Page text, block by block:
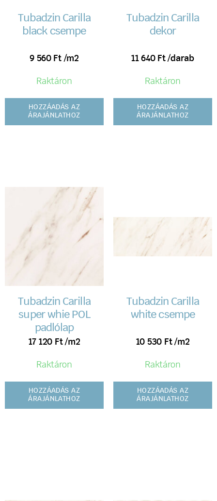
Tubadzin Carilla
black csempe
9 560 Ft /m2
Raktáron
HOZZÁADÁS AZ
ÁRAJÁNLATHOZ
Tubadzin Carilla
dekor
11 640 Ft /darab
Raktáron
HOZZÁADÁS AZ
ÁRAJÁNLATHOZ
Tubadzin Carilla
super whie POL
padlólap
17 120 Ft /m2
Raktáron
HOZZÁADÁS AZ
ÁRAJÁNLATHOZ
Tubadzin Carilla
white csempe
10 530 Ft /m2
Raktáron
HOZZÁADÁS AZ
ÁRAJÁNLATHOZ